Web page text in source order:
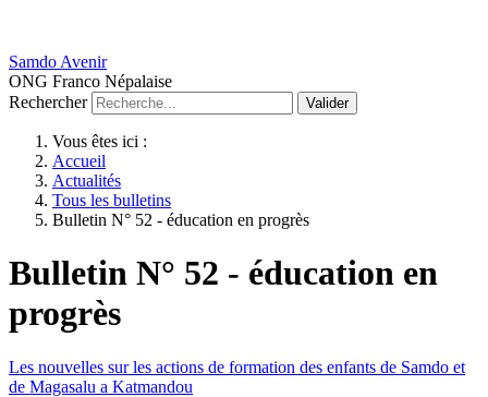
Samdo Avenir
ONG Franco Népalaise
Rechercher
Valider
Vous êtes ici :
Accueil
Actualités
Tous les bulletins
Bulletin N° 52 - éducation en progrès
Bulletin N° 52 - éducation en
progrès
Les nouvelles sur les actions de formation des enfants de Samdo et
de Magasalu a Katmandou